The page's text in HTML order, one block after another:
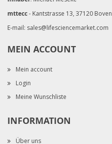
mttecc- Kantstrasse 13, 37120
E-mail: sales@lifesciencemarket.com
MEIN ACCOUNT
Mein account
Login
Meine Wunschliste
INFORMATION
Über uns